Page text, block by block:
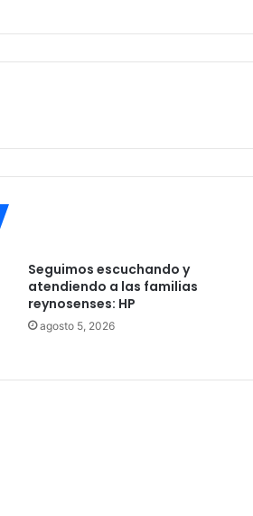
Seguimos escuchando y
atendiendo a las familias
reynosenses: HP
agosto 5, 2026